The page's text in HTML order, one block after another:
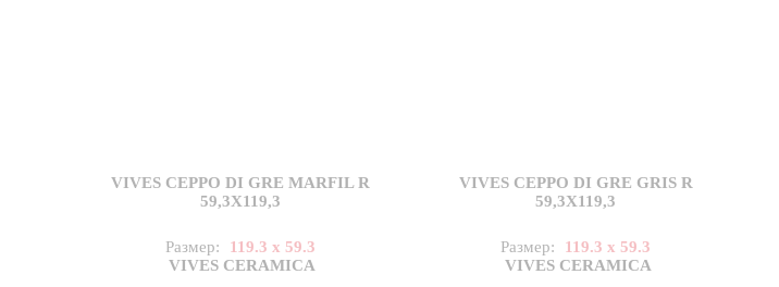
VIVES CEPPO DI GRE MARFIL R
59,3X119,3
Размер:
119.3 x 59.3
VIVES CERAMICA
VIVES CEPPO DI GRE GRIS R
59,3X119,3
Размер:
119.3 x 59.3
VIVES CERAMICA